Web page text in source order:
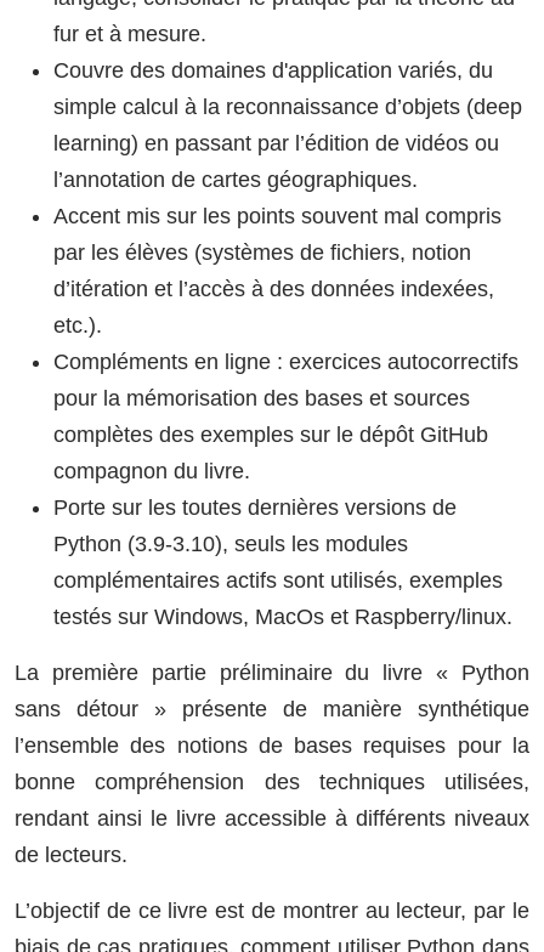
fur et à mesure.
Couvre des domaines d'application variés, du
simple calcul à la reconnaissance d’objets (deep
learning) en passant par l’édition de vidéos ou
l’annotation de cartes géographiques.
Accent mis sur les points souvent mal compris
par les élèves (systèmes de fichiers, notion
d’itération et l’accès à des données indexées,
etc.).
Compléments en ligne : exercices autocorrectifs
pour la mémorisation des bases et sources
complètes des exemples sur le dépôt GitHub
compagnon du livre.
Porte sur les toutes dernières versions de
Python (3.9-3.10), seuls les modules
complémentaires actifs sont utilisés, exemples
testés sur Windows, MacOs et Raspberry/linux.
La première partie préliminaire du livre « Python
sans détour » présente de manière synthétique
l’ensemble des notions de bases requises pour la
bonne compréhension des techniques utilisées,
rendant ainsi le livre accessible à différents niveaux
de lecteurs.
L’objectif de ce livre est de montrer au lecteur, par le